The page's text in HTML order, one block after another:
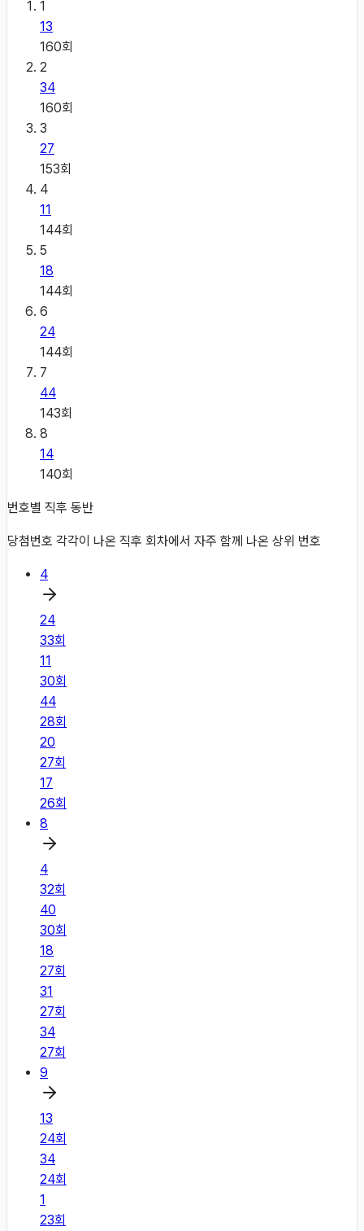
1
13
160회
2
34
160회
3
27
153회
4
11
144회
5
18
144회
6
24
144회
7
44
143회
8
14
140회
번호별 직후 동반
당첨번호 각각이 나온 직후 회차에서 자주 함께 나온 상위 번호
4
24
33회
11
30회
44
28회
20
27회
17
26회
8
4
32회
40
30회
18
27회
31
27회
34
27회
9
13
24회
34
24회
1
23회